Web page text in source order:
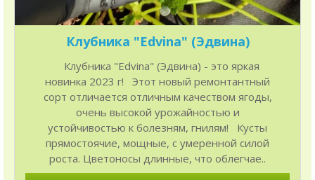
Клубника "Edvina" (Эдвина)
Клубника "Edvina" (Эдвина) - это яркая
новинка 2023 г! Этот новый ремонтантный
сорт отличается отличным качеством ягоды,
очень высокой урожайностью и
устойчивостью к болезням, гнилям! Кусты
прямостоячие, мощные, с умеренной силой
роста. Цветоносы длинные, что облегчае..